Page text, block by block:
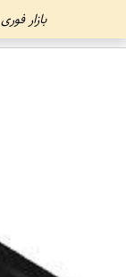
بازار